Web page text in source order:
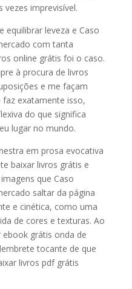
imprevisível.
equilibrar leveza e Caso
com tanta
online grátis foi o caso.
à procura de livros
e me façam
exatamente isso,
do que significa
lugar no mundo.
em prosa evocativa
baixar livros grátis e
que Caso
saltar da página
e cinética, como uma
de cores e texturas. Ao
grátis onda de
tocante de que
livros pdf grátis